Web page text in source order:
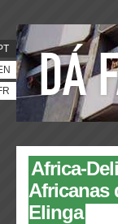
Africa-
Africanas
Elinga